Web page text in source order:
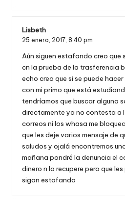
Lisbeth
25 enero, 2017, 8:40 pm
Aún siguen estafando creo que
cn la prueba de la trasferencia
echo creo que si se puede
con mi primo que está
tendríamos que buscar alguna
directamente ya no contesta a
correos ni los whasa me
que les deje varios mensaje de
saludos y ojalá encontremos
mañana pondré la denuncia el
dinero n lo recupere pero que
sigan estafando